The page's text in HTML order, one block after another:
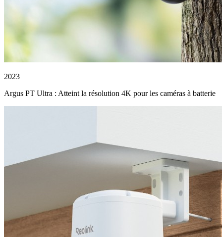
2023
Argus PT Ultra : Atteint la résolution 4K pour les caméras à batterie